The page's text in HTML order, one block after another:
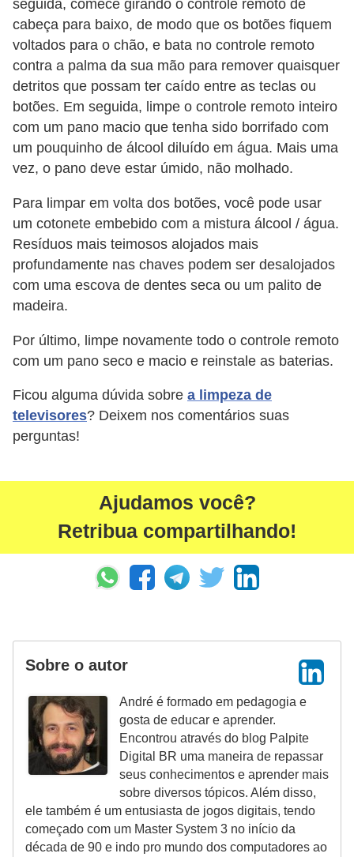
seguida, comece girando o controle remoto de
cabeça para baixo, de modo que os botões fiquem
voltados para o chão, e bata no controle remoto
contra a palma da sua mão para remover quaisquer
detritos que possam ter caído entre as teclas ou
botões. Em seguida, limpe o controle remoto inteiro
com um pano macio que tenha sido borrifado com
um pouquinho de álcool diluído em água. Mais uma
vez, o pano deve estar úmido, não molhado.
Para limpar em volta dos botões, você pode usar
um cotonete embebido com a mistura álcool / água.
Resíduos mais teimosos alojados mais
profundamente nas chaves podem ser desalojados
com uma escova de dentes seca ou um palito de
madeira.
Por último, limpe novamente todo o controle remoto
com um pano seco e macio e reinstale as baterias.
Ficou alguma dúvida sobre a limpeza de
televisores? Deixem nos comentários suas
perguntas!
Ajudamos você?
Retribua compartilhando!
Sobre o autor
André é formado em pedagogia e
gosta de educar e aprender.
Encontrou através do blog Palpite
Digital BR uma maneira de repassar
seus conhecimentos e aprender mais
sobre diversos tópicos. Além disso,
ele também é um entusiasta de jogos digitais, tendo
começado com um Master System 3 no início da
década de 90 e indo pro mundo dos computadores ao